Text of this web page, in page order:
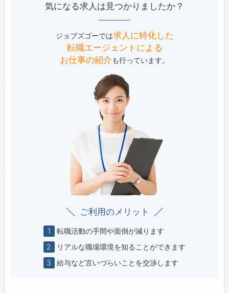
気になる求人は見つかりましたか？
ジョブズゴーでは求人に特化した
転職エージェントによる
お仕事の紹介も行っています。
ご利用のメリット
1
転職活動の手間や面倒が減ります
2
リアルな職場環境を知ることができます
3
給与など言いづらいことを交渉します